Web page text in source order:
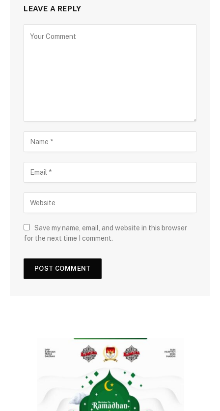
LEAVE A REPLY
Save my name, email, and website in this browser
for the next time I comment.